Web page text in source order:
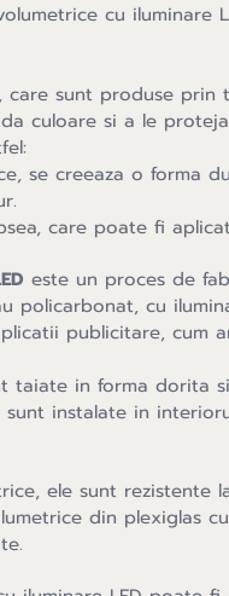
cu iluminare
care sunt produse
culoare si a le
se creeaza o forma
care poate fi
este un proces de
cu
publicitare, cum
taiate in forma dorita
instalate in
ele sunt
din plexiglas